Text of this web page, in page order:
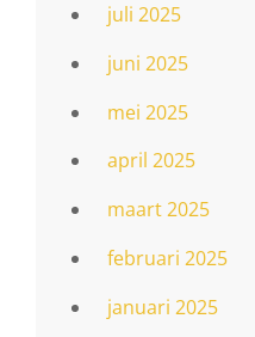
juli 2025
juni 2025
mei 2025
april 2025
maart 2025
februari 2025
januari 2025